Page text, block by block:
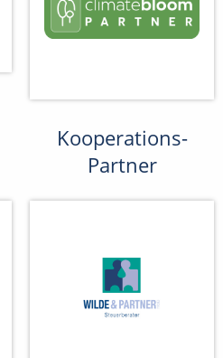
Kooperations-
Partner